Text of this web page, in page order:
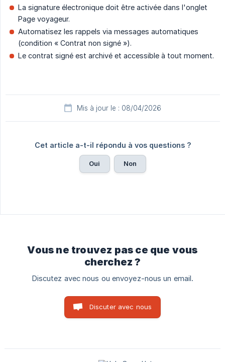
La signature électronique doit être activée dans l'onglet
Page voyageur.
Automatisez les rappels via messages automatiques
(condition « Contrat non signé »).
Le contrat signé est archivé et accessible à tout moment.
Mis à jour le : 08/04/2026
Cet article a-t-il répondu à vos questions ?
Oui Non
Vous ne trouvez pas ce que vous
cherchez ?
Discutez avec nous ou envoyez-nous un email.
Discuter avec nous